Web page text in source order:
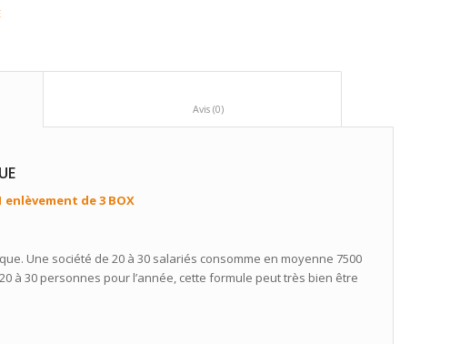
						Avis (0)
enlèvement de 3 BOX
Une société de 20 à 30 salariés consomme en moyenne 7500
à 30 personnes pour l’année, cette formule peut très bien être